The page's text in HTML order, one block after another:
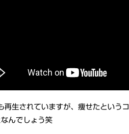
再生されていますが、痩せたという
んでしょう笑